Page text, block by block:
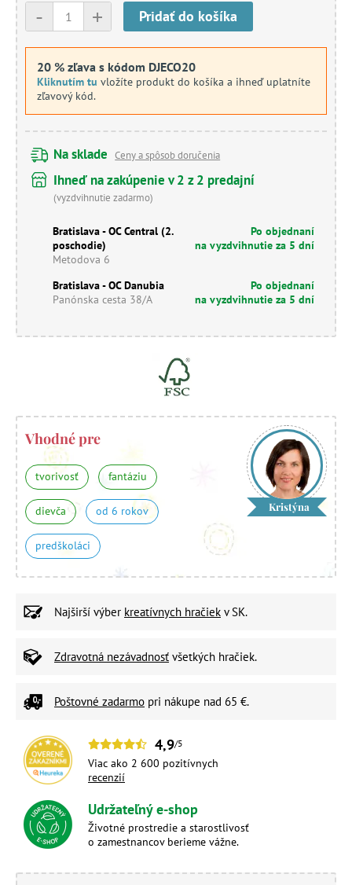
+
- Pridať do košíka
20 % zľava s kódom DJECO20
Kliknutím tu vložíte produkt do košíka a ihneď uplatníte
zľavový kód.
Na sklade Ceny a spôsob doručenia
Ihneď na zakúpenie v 2 z 2 predajní
(vyzdvihnutie zadarmo)
Bratislava - OC Central (2.
poschodie)
Metodova 6
Po objednaní
na vyzdvihnutie za 5 dní
Bratislava - OC Danubia
Panónska cesta 38/A
Po objednaní
na vyzdvihnutie za 5 dní
Vhodné pre
tvorivosť fantáziu
dievča od 6 rokov
predškoláci
Kristýna
Najširší výber kreatívnych hračiek v SK.
Zdravotná nezávadnosť všetkých hračiek.
Poštovné zadarmo pri nákupe nad 65 €.
4,9/5
Viac ako 2 600 pozitívnych
recenzií
Udržateľný e-shop
Životné prostredie a starostlivosť
o zamestnancov berieme vážne.